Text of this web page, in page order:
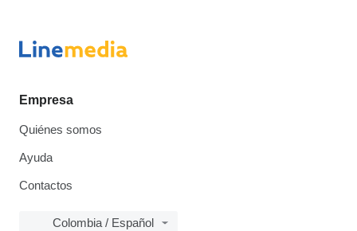
Empresa
Quiénes somos
Ayuda
Contactos
Colombia / Español